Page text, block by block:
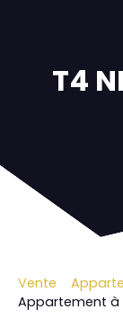
T4
Vente
Appartement à